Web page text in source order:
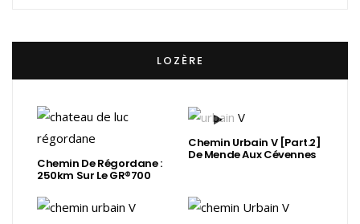
LOZÈRE
Chemin De Régordane :
250km Sur Le GR®700
Chemin Urbain V [Part.2]
De Mende Aux Cévennes